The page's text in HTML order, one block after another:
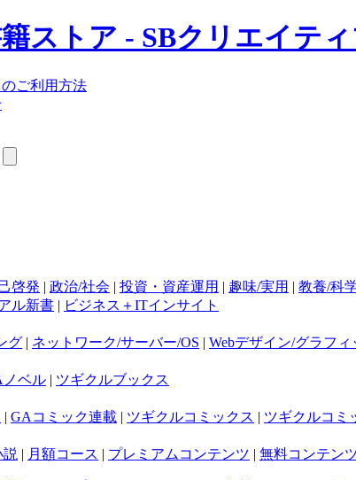
ご利用方法
啓発 | 政治/社会 | 投資・資産運用 | 趣味/実用 | 教養/科
ル新書 | ビジネス＋ITインサイト
グ | ネットワーク/サーバー/OS | Webデザイン/グラフ
ノベル | ツギクルブックス
| GAコミック連載 | ツギクルコミックス | ツギクルコミ
説 | 月額コース | プレミアムコンテンツ | 無料コンテン